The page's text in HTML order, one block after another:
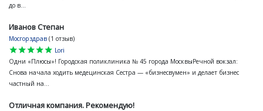
до в...
Иванов Степан
Мосгорздрав (1 отзыв)
star
star
star
star
star
Lori
Одни «Плюсы»! Городская поликлиника № 45 города МосквыРечной вокзал:
Снова начала ходить медецинская Сестра — «бизнесвумен» и делает бизнес
частный на...
Отличная компания. Рекомендую!